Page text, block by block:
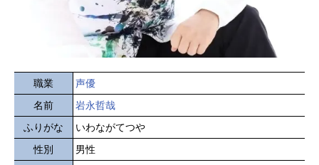
職業
声優
名前
岩永哲哉
ふりがな
いわながてつや
性別
男性